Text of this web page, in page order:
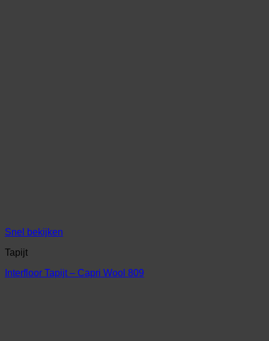
Snel bekijken
Tapijt
Interfloor Tapijt – Capri Wool 809